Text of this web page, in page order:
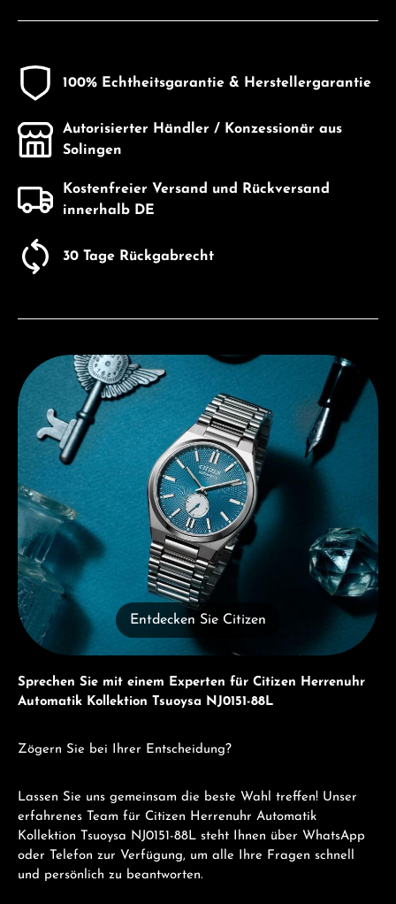
100% Echtheitsgarantie & Herstellergarantie
Autorisierter Händler / Konzessionär aus
Solingen
Kostenfreier Versand und Rückversand
innerhalb DE
30 Tage Rückgabrecht
Entdecken Sie Citizen
Entdecken Sie Citizen
Sprechen Sie mit einem Experten für Citizen Herrenuhr
Automatik Kollektion Tsuoysa NJ0151-88L
Zögern Sie bei Ihrer Entscheidung?
Lassen Sie uns gemeinsam die beste Wahl treffen! Unser
erfahrenes Team für Citizen Herrenuhr Automatik
Kollektion Tsuoysa NJ0151-88L steht Ihnen über WhatsApp
oder Telefon zur Verfügung, um alle Ihre Fragen schnell
und persönlich zu beantworten.